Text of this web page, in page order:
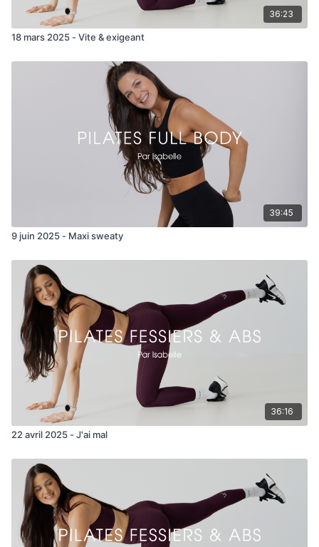
Back kick bicep curl
Pulses kick front hold
Plié supination X raise
Circle Donkey x 30/sens
Side lying clam + hold
1/2 plank in and out + open
Side plank DB twist
Jambe gauche
Donkey kick DB + pulses
Circle Donkey x 30/sens
Side lying clam + hold
1/2 plank in and out + open
Side plank DB twist
36:23
18 mars 2025 - Vite & exigeant
39:45
9 juin 2025 - Maxi sweaty
36:16
22 avril 2025 - J'ai mal